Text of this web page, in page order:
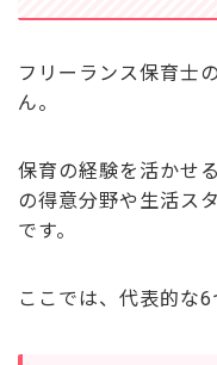
フリーランス保育士
ん。
保育の経験を活かせ
の得意分野や生活ス
です。
ここでは、代表的な6